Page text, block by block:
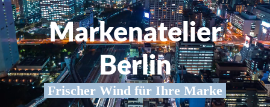
Markenatelier
Berlin
Frischer Wind für Ihre Marke